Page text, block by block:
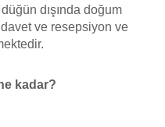
dışında doğum
ve resepsiyon ve
kadar?